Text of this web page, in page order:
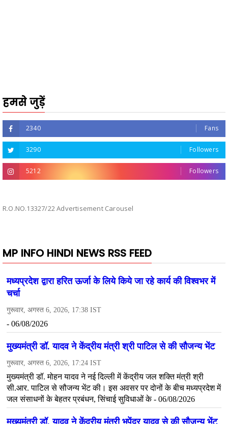
हमसे जुड़ें
2340 Fans
3290 Followers
5212 Followers
R.O.NO.13327/22 Advertisement Carousel
MP INFO HINDI NEWS RSS FEED